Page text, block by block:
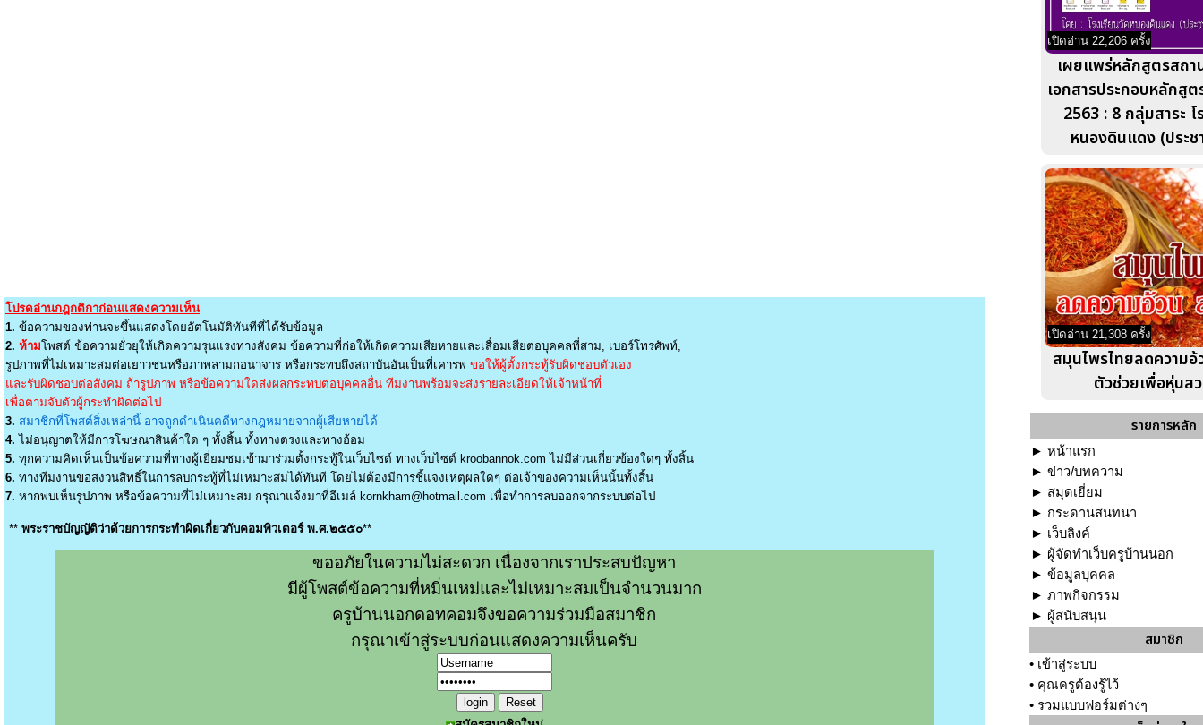
โปรดอ่านกฎกติกาก่อนแสดงความเห็น
1. ข้อความของท่านจะขึ้นแสดงโดยอัตโนมัติทันทีที่ได้รับข้อมูล
2. ห้ามโพสต์ ข้อความยั่วยุให้เกิดความรุนแรงทางสังคม ข้อความที่ก่อให้เกิดความเสียหายและเสื่อมเสียต่อบุคคลที่สาม, เบอร์โทรศัพท์,
รูปภาพที่ไม่เหมาะสมต่อเยาวชนหรือภาพลามกอนาจาร หรือกระทบถึงสถาบันอันเป็นที่เคารพ ขอให้ผู้ตั้งกระทู้รับผิดชอบตัวเอง
และรับผิดชอบต่อสังคม ถ้ารูปภาพ หรือข้อความใดส่งผลกระทบต่อบุคคลอื่น ทีมงานพร้อมจะส่งรายละเอียดให้เจ้าหน้าที่
เพื่อตามจับตัวผู้กระทำผิดต่อไป
3. สมาชิกที่โพสต์สิ่งเหล่านี้ อาจถูกดำเนินคดีทางกฎหมายจากผู้เสียหายได้
4. ไม่อนุญาตให้มีการโฆษณาสินค้าใด ๆ ทั้งสิ้น ทั้งทางตรงและทางอ้อม
5. ทุกความคิดเห็นเป็นข้อความที่ทางผู้เยี่ยมชมเข้ามาร่วมตั้งกระทู้ในเว็บไซต์ ทางเว็บไซต์ kroobannok.com ไม่มีส่วนเกี่ยวข้องใดๆ ทั้งสิ้น
6. ทางทีมงานขอสงวนสิทธิ์ในการลบกระทู้ที่ไม่เหมาะสมได้ทันที โดยไม่ต้องมีการชี้แจงเหตุผลใดๆ ต่อเจ้าของความเห็นนั้นทั้งสิ้น
7. หากพบเห็นรูปภาพ หรือข้อความที่ไม่เหมาะสม กรุณาแจ้งมาที่อีเมล์ kornkham@hotmail.com เพื่อทำการลบออกจากระบบต่อไป
** พระราชบัญญัติว่าด้วยการกระทำผิดเกี่ยวกับคอมพิวเตอร์ พ.ศ.๒๕๕๐**
ขออภัยในความไม่สะดวก เนื่องจากเราประสบปัญหา
มีผู้โพสต์ข้อความที่หมิ่นเหม่และไม่เหมาะสมเป็นจำนวนมาก
ครูบ้านนอกดอทคอมจึงขอความร่วมมือสมาชิก
กรุณาเข้าสู่ระบบก่อนแสดงความเห็นครับ
เปิดอ่าน 22,206 ครั้ง
เผยแพร่หลักสูตรสถา
เอกสารประกอบหลักสู
2563 : 8 กลุ่มสาระ โ
หนองดินแดง (ประ
เปิดอ่าน 21,308 ครั้ง
สมุนไพรไทยลดความ
ตัวช่วยเพื่อหุ่นส
รายการหลัก
► หน้าแรก
► ข่าว/บทความ
► สมุดเยี่ยม
► กระดานสนทนา
► เว็บลิงค์
► ผู้จัดทำเว็บครูบ้านนอก
► ข้อมูลบุคคล
► ภาพกิจกรรม
► ผู้สนับสนุน
สมาชิก
• เข้าสู่ระบบ
• คุณครูต้องรู้ไว้
• รวมแบบฟอร์มต่างๆ